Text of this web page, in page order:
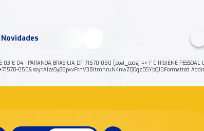
Novidades
E 04 - PARANOA BRASILIA DF 71570-050 [post_code] => F C HIGIENE
050&key=AIzaSyB8pvvFtnV38ItmhruN4nwZQOqzDSYbQJ0Formatted